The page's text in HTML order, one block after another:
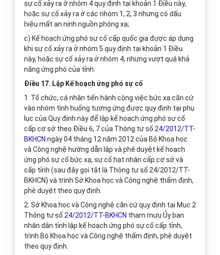
sự cố xảy ra ở nhóm 4 quy định tại khoản 1 Điều này,
hoặc sự cố xảy ra ở các nhóm 1, 2, 3 nhưng có dấu
hiệu mất an ninh nguồn phóng xạ;
c) Kế hoạch ứng phó sự cố cấp quốc gia được áp dụng
khi sự cố xảy ra ở nhóm 5 quy định tại khoản 1 Điều
này, hoặc sự cố xảy ra ở nhóm 4, nhưng vượt quá khả
năng ứng phó của tỉnh.
Điều 17. Lập Kế hoạch ứng phó sự cố
1. Tổ chức, cá nhân tiến hành công việc bức xạ căn cứ
vào nhóm tình huống tương ứng được quy định tại phụ
lục của Quy định này để lập kế hoạch ứng phó sự cố
cấp cơ sở theo Điều 6, 7 của Thông tư số 24/2012/TT-
BKHCN ngày 04 tháng 12 năm 2012 của Bộ Khoa học
và Công nghệ hướng dẫn lập và phê duyệt kế hoạch
ứng phó sự cố bức xạ, sự cố hạt nhân cấp cơ sở và
cấp tỉnh (sau đây gọi tắt là Thông tư số 24/2012/TT-
BKHCN) và trình Sở Khoa học và Công nghệ thẩm định,
phê duyệt theo quy định.
2. Sở Khoa học và Công nghệ căn cứ quy định tại Mục 2
Thông tư số 24/2012/TT-BKHCN tham mưu Ủy ban
nhân dân tỉnh lập kế hoạch ứng phó sự cố cấp tỉnh,
trình Bộ Khoa học và Công nghệ thẩm định, phê duyệt
theo quy định.